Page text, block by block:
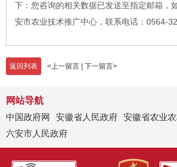
下：您咨询的相关数据已发送至指定邮箱，
安市农业技术推广中心，联系电话：0564-
返回列表 <上一留言 下一留言>
网站导航
中国政府网
安徽省人民政府 安徽省农业
六安市人民政府